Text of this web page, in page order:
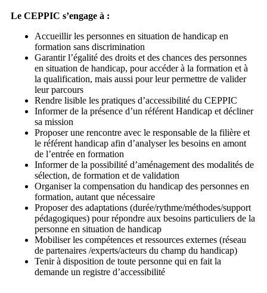
Le CEPPIC s’engage à :
Accueillir les personnes en situation de handicap en
formation sans discrimination
Garantir l’égalité des droits et des chances des personnes
en situation de handicap, pour accéder à la formation et à
la qualification, mais aussi pour leur permettre de valider
leur parcours
Rendre lisible les pratiques d’accessibilité du CEPPIC
Informer de la présence d’un référent Handicap et décliner
sa mission
Proposer une rencontre avec le responsable de la filière et
le référent handicap afin d’analyser les besoins en amont
de l’entrée en formation
Informer de la possibilité d’aménagement des modalités de
sélection, de formation et de validation
Organiser la compensation du handicap des personnes en
formation, autant que nécessaire
Proposer des adaptations (durée/rythme/méthodes/support
pédagogiques) pour répondre aux besoins particuliers de la
personne en situation de handicap
Mobiliser les compétences et ressources externes (réseau
de partenaires /experts/acteurs du champ du handicap)
Tenir à disposition de toute personne qui en fait la
demande un registre d’accessibilité